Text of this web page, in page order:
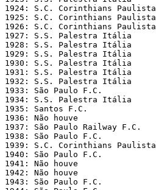
1924: S.C. Corinthians Paulista
1925: S.C. Corinthians Paulista
1926: S.C. Corinthians Paulista
1927: S.S. Palestra Itália
1928: S.S. Palestra Itália
1929: S.S. Palestra Itália
1930: S.S. Palestra Itália
1931: S.S. Palestra Itália
1932: S.S. Palestra Itália
1933: São Paulo F.C.
1934: S.S. Palestra Itália
1935: Santos F.C.
1936: Não houve
1937: São Paulo Railway F.C.
1938: São Paulo F.C.
1939: S.C. Corinthians Paulista
1940: São Paulo F.C.
1941: Não houve
1942: Não houve
1943: São Paulo F.C.